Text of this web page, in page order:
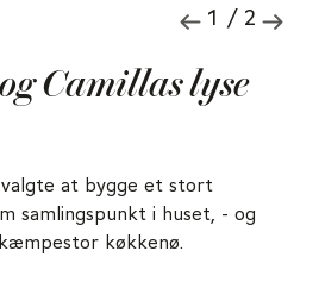
1 / 2
Camillas lyse
valgte at bygge et stort
samlingspunkt i huset, - og
køkkenø.